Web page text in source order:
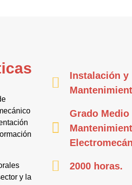
y la
Instalación y
Grado Medio
2000 horas.